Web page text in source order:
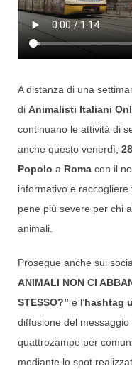
A distanza di una
di Animalisti Italiani
continuano le attività di
anche questo venerdì,
Popolo a Roma con il
informativo e
pene più severe per chi
animali.
Prosegue anche sui
ANIMALI NON CI
STESSO?” e l’hashtag
diffusione del messaggio
quattrozampe per
mediante lo spot